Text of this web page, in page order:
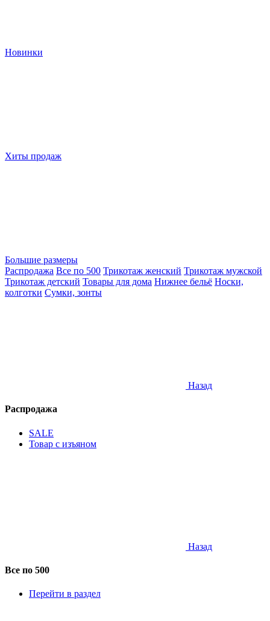
Новинки
Хиты продаж
Большие размеры
Распродажа Все по 500 Трикотаж женский Трикотаж мужской
Трикотаж детский Товары для дома Нижнее бельё Носки,
колготки Сумки, зонты
Назад
Распродажа
SALE
Товар с изъяном
Назад
Все по 500
Перейти в раздел